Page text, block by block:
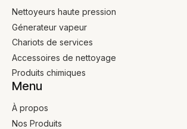
Nettoyeurs haute pression
Génerateur vapeur
Chariots de services
Accessoires de nettoyage
Produits chimiques
Menu
À propos
Nos Produits